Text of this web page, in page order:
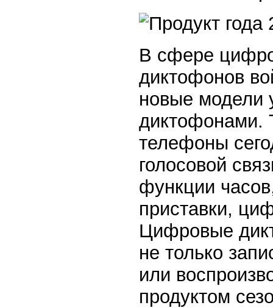
В сфере
диктофонов
новые модели
диктофонами.
телефоны
голосовой
функции
приставки,
Цифровые
не только
или
продуктом